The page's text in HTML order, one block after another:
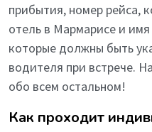
прибытия, номер рейса,
отель в Мармарисе и
которые должны быть
водителя при встрече.
обо всем остальном!
Как проходит